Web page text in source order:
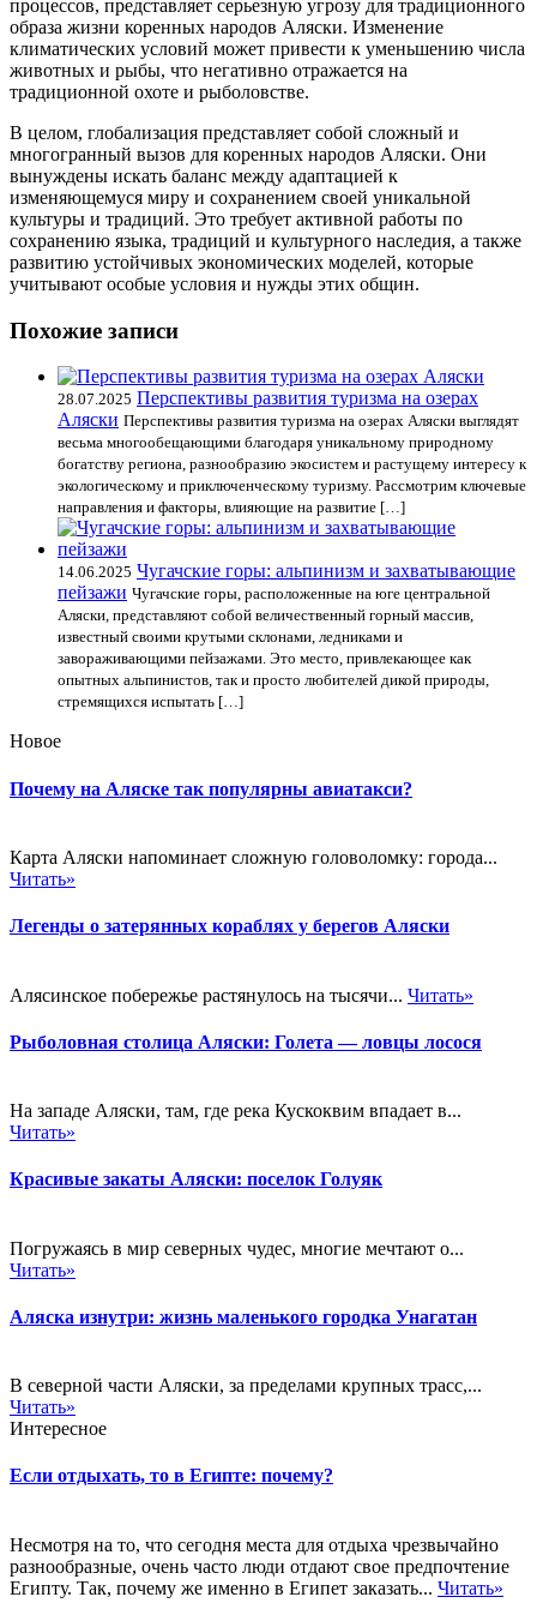
процессов, представляет серьезную угрозу для традиционного
образа жизни коренных народов Аляски. Изменение
климатических условий может привести к уменьшению числа
животных и рыбы, что негативно отражается на
традиционной охоте и рыболовстве.
В целом, глобализация представляет собой сложный и
многогранный вызов для коренных народов Аляски. Они
вынуждены искать баланс между адаптацией к
изменяющемуся миру и сохранением своей уникальной
культуры и традиций. Это требует активной работы по
сохранению языка, традиций и культурного наследия, а также
развитию устойчивых экономических моделей, которые
учитывают особые условия и нужды этих общин.
Похожие записи
28.07.2025 Перспективы развития туризма на озерах
Аляски Перспективы развития туризма на озерах Аляски выглядят
весьма многообещающими благодаря уникальному природному
богатству региона, разнообразию экосистем и растущему интересу к
экологическому и приключенческому туризму. Рассмотрим ключевые
направления и факторы, влияющие на развитие […]
14.06.2025 Чугачские горы: альпинизм и захватывающие
пейзажи Чугачские горы, расположенные на юге центральной
Аляски, представляют собой величественный горный массив,
известный своими крутыми склонами, ледниками и
завораживающими пейзажами. Это место, привлекающее как
опытных альпинистов, так и просто любителей дикой природы,
стремящихся испытать […]
Новое
Почему на Аляске так популярны авиатакси?
Карта Аляски напоминает сложную головоломку: города...
Читать»
Легенды о затерянных кораблях у берегов Аляски
Алясинское побережье растянулось на тысячи... Читать»
Рыболовная столица Аляски: Голета — ловцы лосося
На западе Аляски, там, где река Кускоквим впадает в...
Читать»
Красивые закаты Аляски: поселок Голуяк
Погружаясь в мир северных чудес, многие мечтают о...
Читать»
Аляска изнутри: жизнь маленького городка Унагатан
В северной части Аляски, за пределами крупных трасс,...
Читать»
Интересное
Если отдыхать, то в Египте: почему?
Несмотря на то, что сегодня места для отдыха чрезвычайно
разнообразные, очень часто люди отдают свое предпочтение
Египту. Так, почему же именно в Египет заказать... Читать»